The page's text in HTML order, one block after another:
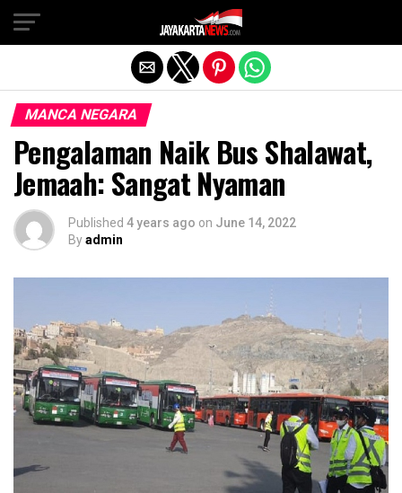
MANCA NEGARA
Pengalaman Naik Bus Shalawat,
Jemaah: Sangat Nyaman
Published 4 years ago on June 14, 2022
Byadmin
Exit mobile version